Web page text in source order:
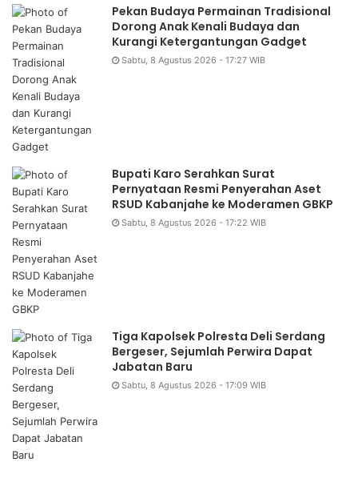
Pekan Budaya Permainan Tradisional
Dorong Anak Kenali Budaya dan
Kurangi Ketergantungan Gadget
Sabtu, 8 Agustus 2026 - 17:27 WIB
Bupati Karo Serahkan Surat
Pernyataan Resmi Penyerahan Aset
RSUD Kabanjahe ke Moderamen GBKP
Sabtu, 8 Agustus 2026 - 17:22 WIB
Tiga Kapolsek Polresta Deli Serdang
Bergeser, Sejumlah Perwira Dapat
Jabatan Baru
Sabtu, 8 Agustus 2026 - 17:09 WIB